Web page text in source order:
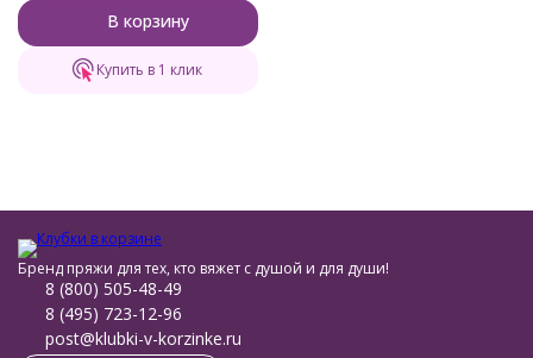
В корзину
Купить в 1 клик
Бренд пряжи для тех, кто вяжет с душой и для души!
8 (800) 505-48-49
8 (495) 723-12-96
post@klubki-v-korzinke.ru